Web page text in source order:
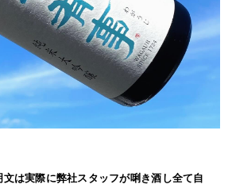
は実際に弊社スタッフが唎き酒し全て自